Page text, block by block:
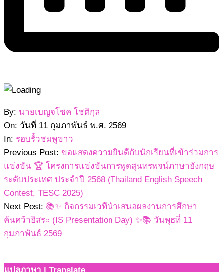
2569-
02-
11
By: นายเบญจโชค โชติกุล
On: วันที่ 11 กุมภาพันธ์ พ.ศ. 2569
In: รอบรั้วชมพูขาว
Previous Post: ขอแสดงความยินดีกับนักเรียนที่เข้าร่วมการ
แข่งขัน 🏆 โครงการแข่งขันการพูดสุนทรพจน์ภาษาอังกฤษ
ระดับประเทศ ประจำปี 2568 (Thailand English Speech
Contest, TESC 2025)
Next Post: 📚✨ กิจกรรมเวทีนำเสนอผลงานการศึกษา
ค้นคว้าอิสระ (IS Presentation Day) ✨📚 วันพุธที่ 11
กุมภาพันธ์ 2569
แปลภาษา | Translate